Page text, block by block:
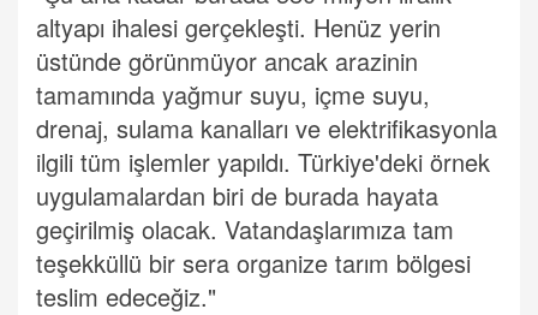
altyapı ihalesi gerçekleşti. Henüz yerin
üstünde görünmüyor ancak arazinin
tamamında yağmur suyu, içme suyu,
drenaj, sulama kanalları ve elektrifikasyonla
ilgili tüm işlemler yapıldı. Türkiye'deki örnek
uygulamalardan biri de burada hayata
geçirilmiş olacak. Vatandaşlarımıza tam
teşekküllü bir sera organize tarım bölgesi
teslim edeceğiz."